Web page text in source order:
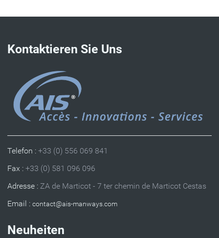
Kontaktieren Sie Uns
Telefon : +33 (0) 556 069 841
Fax : +33 (0) 581 096 096
Adresse : ZA de Marticot - 7 ter chemin de Marticot Cestas
Email :
Neuheiten